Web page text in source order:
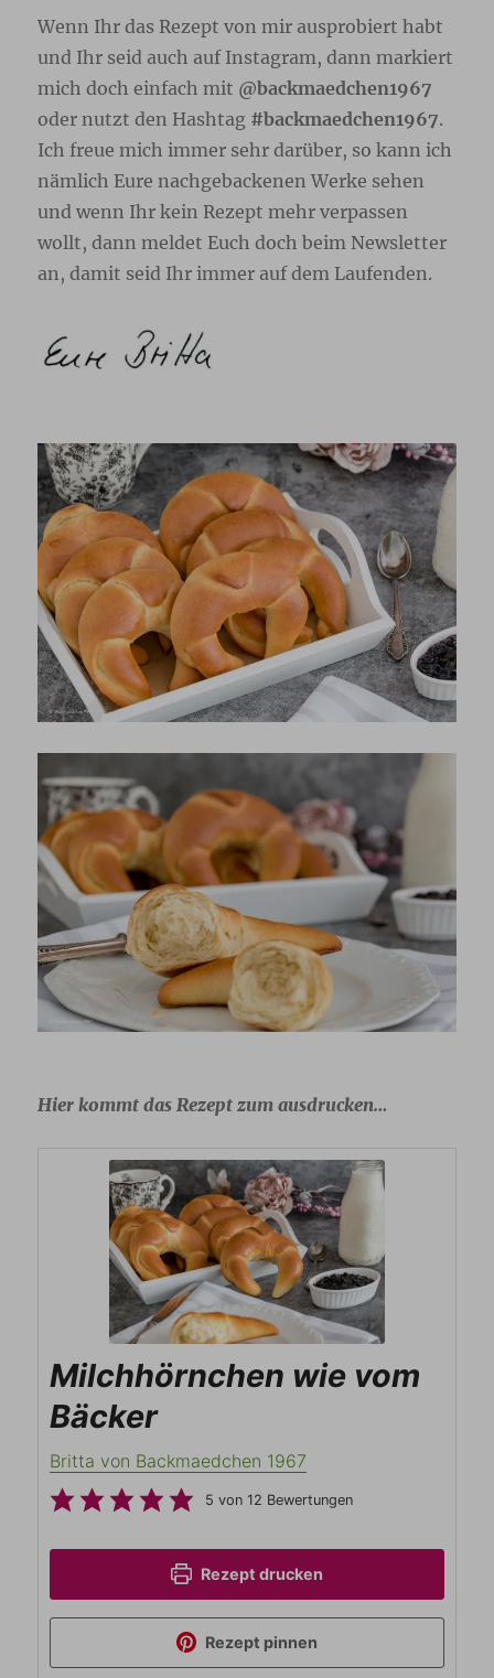
Wenn Ihr das Rezept von mir ausprobiert habt
und Ihr seid auch auf Instagram, dann markiert
mich doch einfach mit @backmaedchen1967
oder nutzt den Hashtag #backmaedchen1967.
Ich freue mich immer sehr darüber, so kann ich
nämlich Eure nachgebackenen Werke sehen
und wenn Ihr kein Rezept mehr verpassen
wollt, dann meldet Euch doch beim Newsletter
an, damit seid Ihr immer auf dem Laufenden.
Hier kommt das Rezept zum ausdrucken…
Milchhörnchen wie vom
Bäcker
Britta von Backmaedchen 1967
5 von 12 Bewertungen
Rezept drucken
Rezept pinnen